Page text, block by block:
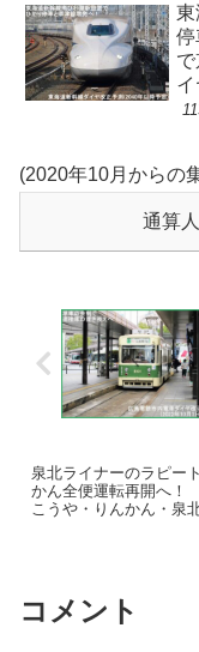
(2020年10月からの
通算
泉北ライナーのラピー
かん全便運転再開へ！
こうや・りんかん・泉
コメント